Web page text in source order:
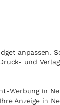
anpassen.
und
Werbung in
Anzeige in